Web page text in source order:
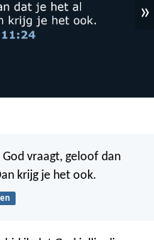
»
God vraagt, geloof dan
krijg je het ook.